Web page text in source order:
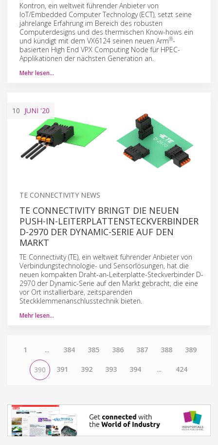
Kontron, ein weltweit führender Anbieter von
IoT/Embedded Computer Technology (ECT), setzt seine
jahrelange Erfahrung im Bereich des robusten
Computerdesigns und des thermischen Know-hows ein
und kündigt mit dem VX6124 seinen neuen Arm®-
basierten High End VPX Computing Node für HPEC-
Applikationen der nächsten Generation an.
Mehr lesen…
10 JUNI '20
TE CONNECTIVITY NEWS
TE CONNECTIVITY BRINGT DIE NEUEN
PUSH-IN-LEITERPLATTENSTECKVERBINDER
D-2970 DER DYNAMIC-SERIE AUF DEN
MARKT
TE Connectivity (TE), ein weltweit führender Anbieter von
Verbindungstechnologie- und Sensorlösungen, hat die
neuen kompakten Draht-an-Leiterplatte-Steckverbinder D-
2970 der Dynamic-Serie auf den Markt gebracht, die eine
vor Ort installierbare, zeitsparenden
Steckklemmenanschlusstechnik bieten.
Mehr lesen…
1 ... 384 385 386 387 388 389
390 391 392 393 394 ... 424